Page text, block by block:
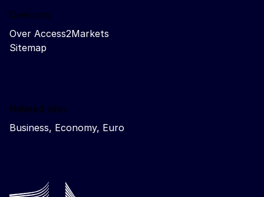
Over ons
Over Access2Markets
Sitemap
Related sites
Business, Economy, Euro